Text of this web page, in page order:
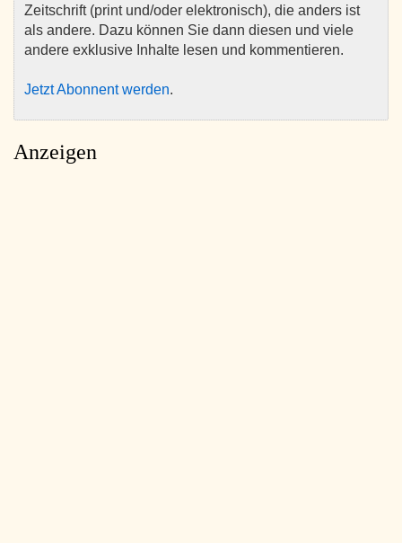
Zeitschrift (print und/oder elektronisch), die anders ist
als andere. Dazu können Sie dann diesen und viele
andere exklusive Inhalte lesen und kommentieren.
Jetzt Abonnent werden.
Anzeigen